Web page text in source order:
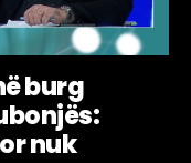
burg
nuk